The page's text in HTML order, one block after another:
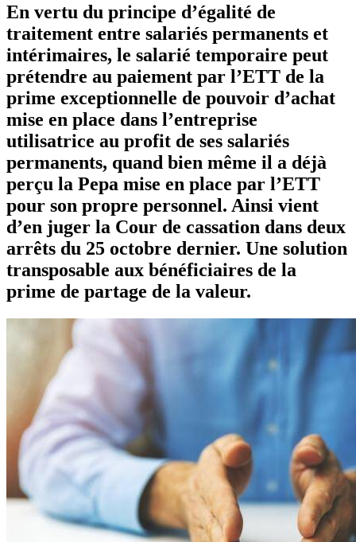
En vertu du principe d’égalité de
traitement entre salariés permanents et
intérimaires, le salarié temporaire peut
prétendre au paiement par l’ETT de la
prime exceptionnelle de pouvoir d’achat
mise en place dans l’entreprise
utilisatrice au profit de ses salariés
permanents, quand bien même il a déjà
perçu la Pepa mise en place par l’ETT
pour son propre personnel. Ainsi vient
d’en juger la Cour de cassation dans deux
arrêts du 25 octobre dernier. Une solution
transposable aux bénéficiaires de la
prime de partage de la valeur.